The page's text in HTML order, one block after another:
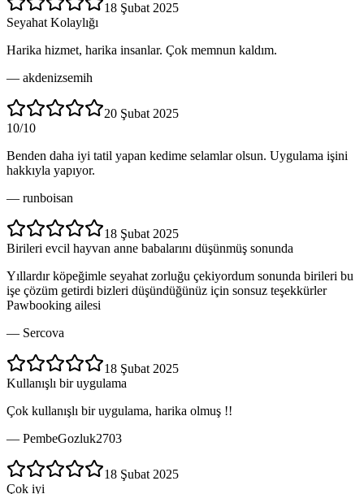
18 Şubat 2025
Seyahat Kolaylığı
Harika hizmet, harika insanlar. Çok memnun kaldım.
— akdenizsemih
20 Şubat 2025
10/10
Benden daha iyi tatil yapan kedime selamlar olsun. Uygulama işini
hakkıyla yapıyor.
— runboisan
18 Şubat 2025
Birileri evcil hayvan anne babalarını düşünmüş sonunda
Yıllardır köpeğimle seyahat zorluğu çekiyordum sonunda birileri bu
işe çözüm getirdi bizleri düşündüğünüz için sonsuz teşekkürler
Pawbooking ailesi
— Sercova
18 Şubat 2025
Kullanışlı bir uygulama
Çok kullanışlı bir uygulama, harika olmuş !!
— PembeGozluk2703
18 Şubat 2025
Çok iyi